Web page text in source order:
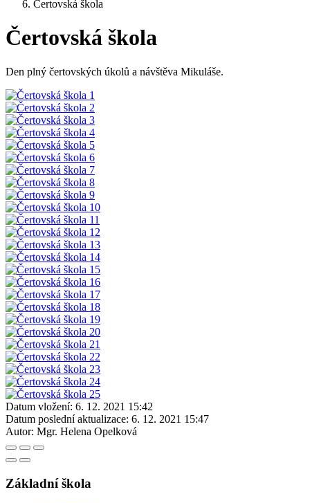
Čertovská škola
Čertovská škola
Den plný čertovských úkolů a návštěva Mikuláše.
Datum vložení: 6. 12. 2021 15:42
Datum poslední aktualizace: 6. 12. 2021 15:47
Autor: Mgr. Helena Opelková
Základní škola